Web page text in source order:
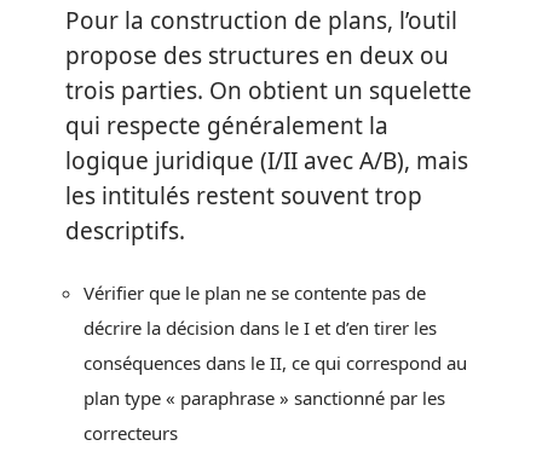
Pour la construction de plans, l’outil
propose des structures en deux ou
trois parties. On obtient un squelette
qui respecte généralement la
logique juridique (I/II avec A/B), mais
les intitulés restent souvent trop
descriptifs.
Vérifier que le plan ne se contente pas de
décrire la décision dans le I et d’en tirer les
conséquences dans le II, ce qui correspond au
plan type « paraphrase » sanctionné par les
correcteurs